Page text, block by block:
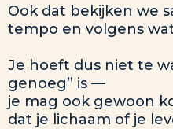
Ook dat bekijken we
tempo en volgens
Je hoeft dus niet te
genoeg” is —
je mag ook gewoon
dat je lichaam of je